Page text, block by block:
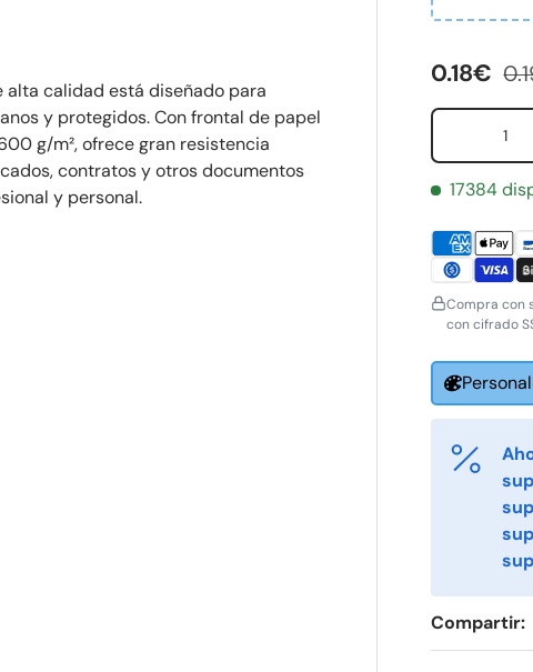
Precio
0.18€
Cant.
17384
Compra con
con cifrado
Compartir:
alta calidad está diseñado para
y protegidos. Con frontal de papel
g/m², ofrece gran resistencia
contratos y otros documentos
y personal.